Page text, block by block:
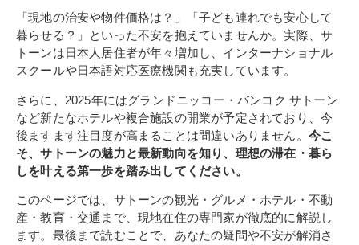
「現地の治安や物件価格は？」「子ども連れでも安心して
暮らせる？」といった不安を抱えていませんか。実際、サ
トーンは日本人居住者が年々増加し、インターナショナル
スクールや日本語対応医療機関も充実しています。
さらに、2025年にはグランドニッコー・バンコク サトーン
など新たなホテルや複合施設の開業が予定されており、今
後ますます注目度が高まることは間違いありません。 今こ
そ、サトーンの魅力と最新動向を知り、理想の滞在・暮ら
しを叶える第一歩を踏み出してください。
このページでは、サトーンの観光・グルメ・ホテル・不動
産・教育・交通まで、現地在住の専門家が徹底的に解説し
ます。最後まで読むことで、あなたの疑問や不安が解消さ